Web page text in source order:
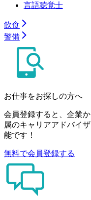
言語聴覚士
飲食
警備
お仕事をお探しの方へ
会員登録すると、企業
属のキャリアアドバイ
能です！
無料で会員登録する